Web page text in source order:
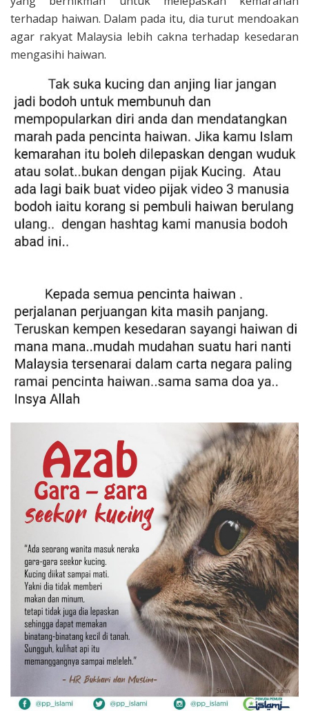
terhadap haiwan. Dalam pada itu, dia turut mendoakan
agar rakyat Malaysia lebih cakna terhadap kesedaran
mengasihi haiwan.